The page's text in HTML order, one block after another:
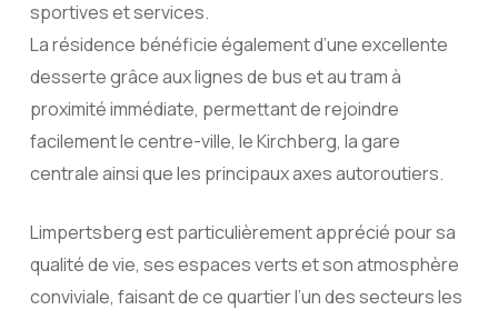
sportives et services.
La résidence bénéficie également d’une excellente
desserte grâce aux lignes de bus et au tram à
proximité immédiate, permettant de rejoindre
facilement le centre-ville, le Kirchberg, la gare
centrale ainsi que les principaux axes autoroutiers.
Limpertsberg est particulièrement apprécié pour sa
qualité de vie, ses espaces verts et son atmosphère
conviviale, faisant de ce quartier l’un des secteurs les